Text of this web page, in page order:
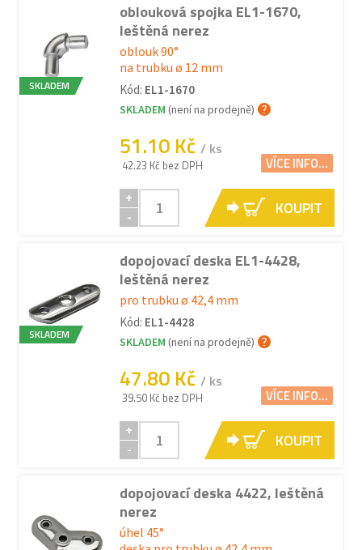
SKLADEM
oblouková spojka EL1-1670,
leštěná nerez
oblouk 90°
na trubku ø 12 mm
Kód: EL1-1670
SKLADEM (není na prodejně)
51.10 Kč / ks
42.23 Kč bez DPH VÍCE INFO...
+
-
KOUPIT
SKLADEM
dopojovací deska EL1-4428,
leštěná nerez
pro trubku ø 42,4 mm
Kód: EL1-4428
SKLADEM (není na prodejně)
47.80 Kč / ks
39.50 Kč bez DPH VÍCE INFO...
+
-
KOUPIT
dopojovací deska 4422, leštěná
nerez
úhel 45°